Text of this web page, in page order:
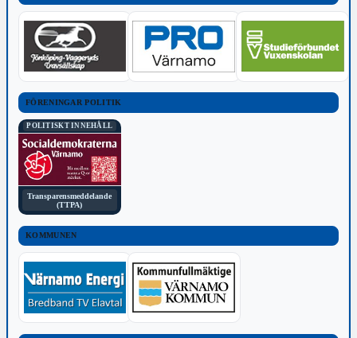
FÖRENINGAR POLITIK
POLITISKT INNEHÅLL
Transparensmeddelande
(TTPA)
KOMMUNEN